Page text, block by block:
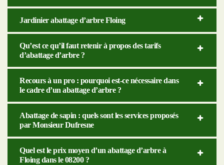
Jardinier abattage d’arbre Floing
Qu’est ce qu’il faut retenir à propos des tarifs
d’abattage d’arbre ?
Recours à un pro : pourquoi est-ce nécessaire dans
le cadre d’un abattage d’arbre ?
Abattage de sapin : quels sont les services proposés
par Monsieur Dufresne
Quel est le prix moyen d’un abattage d’arbre à
Floing dans le 08200 ?